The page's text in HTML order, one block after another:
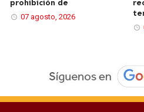
prohibición de
07 agosto, 2026